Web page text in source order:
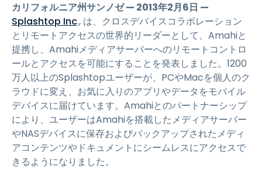
カリフォルニア州サンノゼ — 2013年2月6日 —
Splashtop Inc., は、クロスデバイスコラボレーション
とリモートアクセスの世界的リーダーとして、Amahiと
提携し、Amahiメディアサーバーへのリモートコントロ
ールとアクセスを可能にすることを発表しました。1200
万人以上のSplashtopユーザーが、PCやMacを個人のク
ラウドに変え、お気に入りのアプリやデータをモバイル
デバイスに届けています。Amahiとのパートナーシップ
により、ユーザーはAmahiを搭載したメディアサーバー
やNASデバイスに保存およびバックアップされたメディ
アコンテンツやドキュメントにシームレスにアクセスで
きるようになりました。